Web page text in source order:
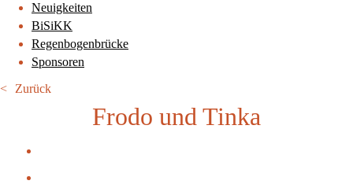
Neuigkeiten
BiSiKK
Regenbogenbrücke
Sponsoren
Zurück
Frodo und Tinka